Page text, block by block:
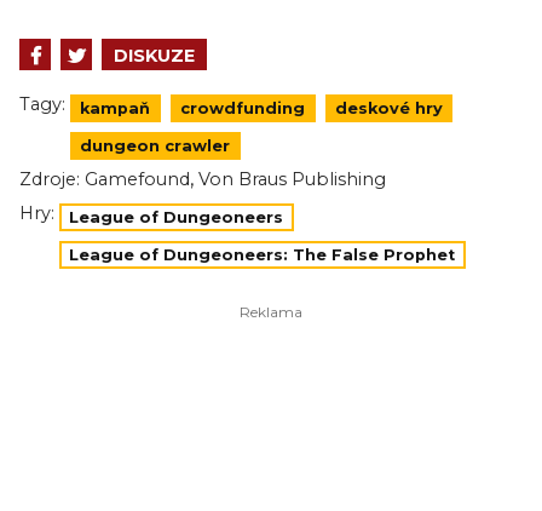
DISKUZE
Tagy: kampaň crowdfunding deskové hry
dungeon crawler
Zdroje: Gamefound, Von Braus Publishing
Hry:
League of Dungeoneers
League of Dungeoneers: The False Prophet